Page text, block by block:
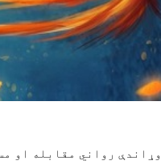
رواني مقابله او